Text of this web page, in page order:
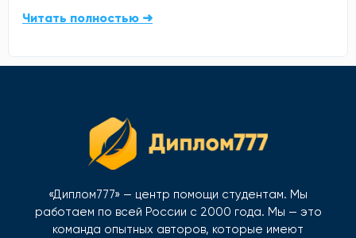
Читать полностью ➜
«Диплом777» — центр помощи студентам. Мы
работаем по всей России с 2000 года. Мы — это
команда опытных авторов, которые имеют